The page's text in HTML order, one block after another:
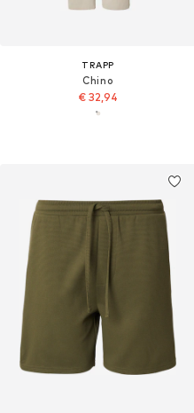
TRAPP
Chino
€ 32,94